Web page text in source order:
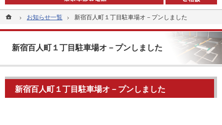
ホームお知らせ一覧 新宿百人町１丁目駐車場オ－プンしました
新宿百人町１丁目駐車場オ－プンしました
新宿百人町１丁目駐車場オ－プンしました
ホームお知らせ一覧 新宿百人町１丁目駐車場オ－プンしました